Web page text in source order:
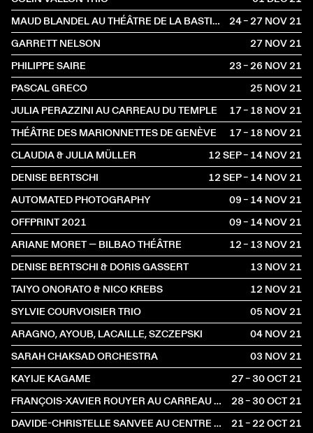
MAUD BLANDEL AU THÉÂTRE DE LA BASTILLE
24 – 27 NOV2021
GARRETT NELSON
27 NOV2021
PHILIPPE SAIRE
23 – 26 NOV2021
PASCAL GRECO
25 NOV2021
JULIA PERAZZINI AU CARREAU DU TEMPLE
17 – 18 NOV2021
THÉÂTRE DES MARIONNETTES DE GENÈVE
17 – 18 NOV2021
CLAUDIA & JULIA MÜLLER
12 SEP – 14 NOV2021
DENISE BERTSCHI
12 SEP – 14 NOV2021
AUTOMATED PHOTOGRAPHY
09 – 14 NOV2021
OFFPRINT 2021
09 – 14 NOV2021
ARIANE MORET — BILBAO THÉÂTRE
12 – 13 NOV2021
DENISE BERTSCHI & DORIS GASSERT
13 NOV2021
TAIYO ONORATO & NICO KREBS
12 NOV2021
SYLVIE COURVOISIER TRIO
05 NOV2021
ARAGNO, AYOUB, LACAILLE, SZCZEPSKI
04 NOV2021
SARAH CHAKSAD ORCHESTRA
03 NOV2021
KAYIJE KAGAME
27 – 30 OCT2021
FRANÇOIS-XAVIER ROUYER AU CARREAU DU TEMPLE
28 – 30 OCT2021
DAVIDE-CHRISTELLE SANVEE AU CENTRE POMPIDOU
21 – 22 OCT2021